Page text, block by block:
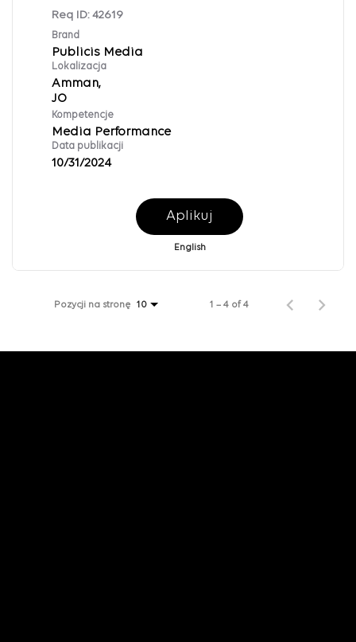
Req ID: 42619
Brand
Publicis Media
Lokalizacja
Amman,
Kompetencje
Media Performance
Data publikacji
10/31/2024
Aplikuj
English
Pozycji na stronę 10 1 – 4 of 4